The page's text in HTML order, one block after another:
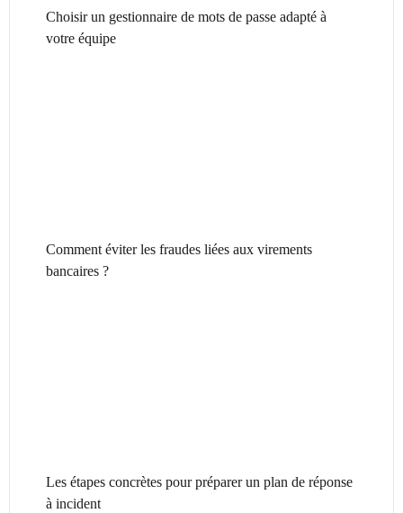
Choisir un gestionnaire de mots de passe adapté à
votre équipe
Comment éviter les fraudes liées aux virements
bancaires ?
Les étapes concrètes pour préparer un plan de réponse
à incident